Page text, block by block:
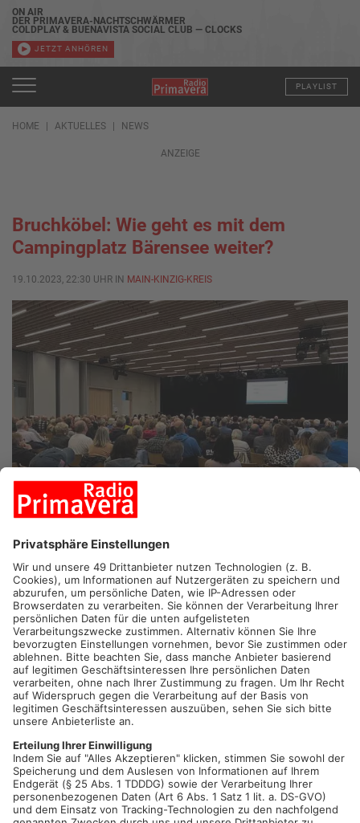
ON AIR
DER PRIMAVERA-NACHTSCHWÄRMER
COLDPLAY & BUENAVISTA SOCIAL CLUB — CLOCKS
JETZT ANHÖREN
PLAYLIST
HOME AKTUELLES NEWS
ANZEIGE
Bruchköbel: Wie geht es mit dem
Campingplatz Bärensee weiter?
19.10.2023, 22:30 UHR IN MAIN-KINZIG-KREIS
BRUCHKÖBEL.Der Bruchköbeler Campinplatz-Konflikt geht
weiter. Daran konnte am Abend auch eine Info-Veranstaltung
im Stadthaus nichts wesentlich ändern.
Eigentlich hatte alles ganz friedlich mit einer Präsentation über
den aktuellen Stand zum Campingplatz angefangen. Das Fazit
nahm aber sichtlich alle im Raum mit. Knapp 6,5 Millionen
Euro werden gebraucht um die Sanierungsarbeiten am See zu
finanzieren und die Kommunalaufsicht lehnt einen Kredit strikt
ab. Außerdem ist der Brandschutz bei den Bauten
jahrzehntelang ignoriert worden, sowohl von Pächtern, als
auch von den Behörden. Das größte Problem: für den See sind
sowohl die Stadt Hanau, Erlensee und Bruchköbel zuständig
sind. Das Ergebnis: Bürokratiechaos und unzufriedene Pächter.
Bürgermeisterin Braun leistet zwar einen Transparenzversuch,
kann aber auf die drängenden Fragen der Bürger nach
monatelangem Hin- und Her immer noch keine konkreten
Antworten auf direkt gestellte Fragen geben.